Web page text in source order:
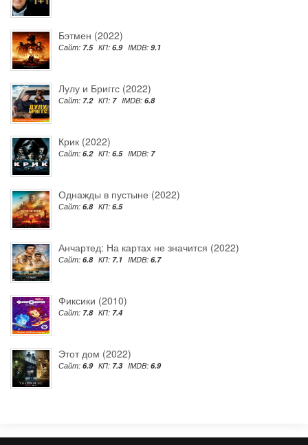
Бэтмен (2022)
Сайт: 7.5 КП: 6.9 IMDB: 9.1
Лулу и Бриггс (2022)
Сайт: 7.2 КП: 7 IMDB: 6.8
Крик (2022)
Сайт: 6.2 КП: 6.5 IMDB: 7
Однажды в пустыне (2022)
Сайт: 6.8 КП: 6.5
Анчартед: На картах не значится (2022)
Сайт: 6.8 КП: 7.1 IMDB: 6.7
Фиксики (2010)
Сайт: 7.8 КП: 7.4
Этот дом (2022)
Сайт: 6.9 КП: 7.3 IMDB: 6.9